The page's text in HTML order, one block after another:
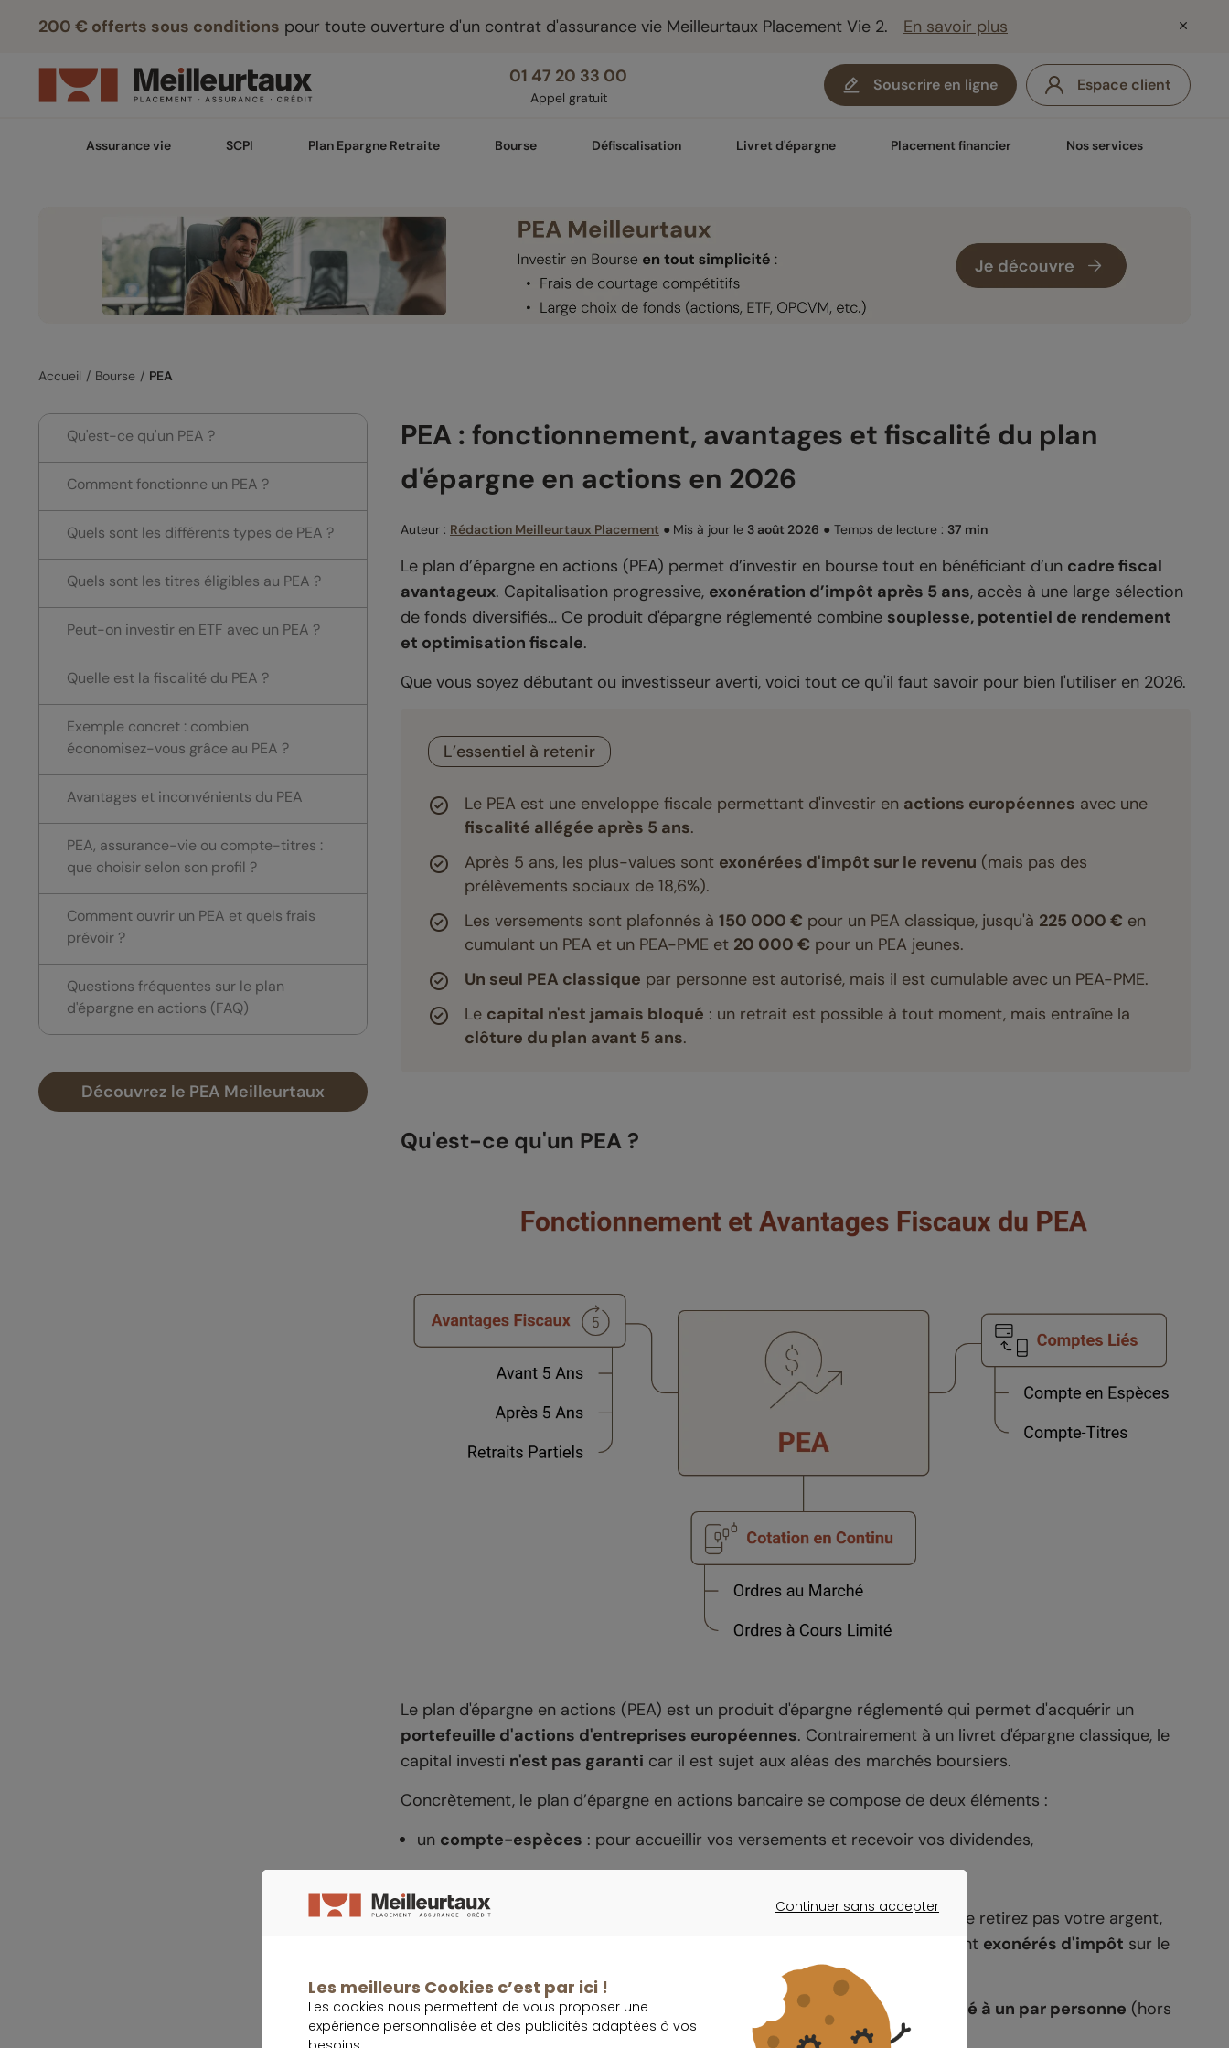
200 € offerts sous conditions pour toute ouverture d'un contrat d'assurance vie Meilleurtaux Placement Vie 2. En savoir plus
01 47 20 33 00
Appel gratuit
Souscrire en ligne Espace client
Assurance vie SCPI Plan Epargne Retraite Bourse Défiscalisation Livret d'épargne Placement financier Nos services
Accueil Bourse PEA
Qu'est-ce qu'un PEA ?
Comment fonctionne un PEA ?
Quels sont les différents types de PEA ?
Quels sont les titres éligibles au PEA ?
Peut-on investir en ETF avec un PEA ?
Quelle est la fiscalité du PEA ?
Exemple concret : combien
économisez-vous grâce au PEA ?
Avantages et inconvénients du PEA
PEA, assurance-vie ou compte-titres :
que choisir selon son profil ?
Comment ouvrir un PEA et quels frais
prévoir ?
Questions fréquentes sur le plan
d'épargne en actions (FAQ)
Découvrez le PEA Meilleurtaux
PEA : fonctionnement, avantages et fiscalité du plan
d'épargne en actions en 2026
Auteur : Rédaction Meilleurtaux Placement ● Mis à jour le 3 août 2026 ● Temps de lecture : 37 min
Le plan d’épargne en actions (PEA) permet d’investir en bourse tout en bénéficiant d’un cadre fiscal
avantageux. Capitalisation progressive, exonération d’impôt après 5 ans, accès à une large sélection
de fonds diversifiés… Ce produit d'épargne réglementé combine souplesse, potentiel de rendement
et optimisation fiscale.
Que vous soyez débutant ou investisseur averti, voici tout ce qu'il faut savoir pour bien l'utiliser en 2026.
L’essentiel à retenir
Le PEA est une enveloppe fiscale permettant d'investir en actions européennes avec une
fiscalité allégée après 5 ans.
Après 5 ans, les plus-values sont exonérées d'impôt sur le revenu (mais pas des
prélèvements sociaux de 18,6%).
Les versements sont plafonnés à 150 000 € pour un PEA classique, jusqu'à 225 000 € en
cumulant un PEA et un PEA-PME et 20 000 € pour un PEA jeunes.
Un seul PEA classique par personne est autorisé, mais il est cumulable avec un PEA-PME.
Le capital n'est jamais bloqué : un retrait est possible à tout moment, mais entraîne la
clôture du plan avant 5 ans.
Qu'est-ce qu'un PEA ?
Le plan d'épargne en actions (PEA) est un produit d'épargne réglementé qui permet d'acquérir un
portefeuille d'actions d'entreprises européennes. Contrairement à un livret d'épargne classique, le
capital investi n'est pas garanti car il est sujet aux aléas des marchés boursiers.
Concrètement, le plan d’épargne en actions bancaire se compose de deux éléments :
un compte-espèces : pour accueillir vos versements et recevoir vos dividendes,
Son principal atout réside dans sa
fiscalité avantageuse. Tant que vous ne retirez pas votre argent,
. Après 5 ans, ils restent exonérés d'impôt sur le
Accessible à toute personne majeure domiciliée en France, le PEA est
limité à un par personne (hors
PEA-PME-ETI cumulable).
Continuer sans accepter
Les meilleurs Cookies c’est par ici !
Les cookies nous permettent de vous proposer une
expérience personnalisée et des publicités adaptées à vos